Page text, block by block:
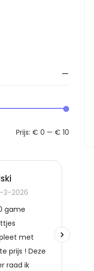
Prijs: € 0 — € 10